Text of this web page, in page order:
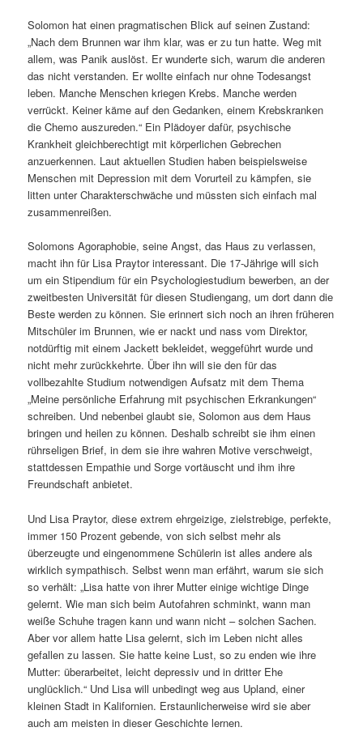
Solomon hat einen pragmatischen Blick auf seinen Zustand:
„Nach dem Brunnen war ihm klar, was er zu tun hatte. Weg mit
allem, was Panik auslöst. Er wunderte sich, warum die anderen
das nicht verstanden. Er wollte einfach nur ohne Todesangst
leben. Manche Menschen kriegen Krebs. Manche werden
verrückt. Keiner käme auf den Gedanken, einem Krebskranken
die Chemo auszureden.“ Ein Plädoyer dafür, psychische
Krankheit gleichberechtigt mit körperlichen Gebrechen
anzuerkennen. Laut aktuellen Studien haben beispielsweise
Menschen mit Depression mit dem Vorurteil zu kämpfen, sie
litten unter Charakterschwäche und müssten sich einfach mal
zusammenreißen.
Solomons Agoraphobie, seine Angst, das Haus zu verlassen,
macht ihn für Lisa Praytor interessant. Die 17-Jährige will sich
um ein Stipendium für ein Psychologiestudium bewerben, an der
zweitbesten Universität für diesen Studiengang, um dort dann die
Beste werden zu können. Sie erinnert sich noch an ihren früheren
Mitschüler im Brunnen, wie er nackt und nass vom Direktor,
notdürftig mit einem Jackett bekleidet, weggeführt wurde und
nicht mehr zurückkehrte. Über ihn will sie den für das
vollbezahlte Studium notwendigen Aufsatz mit dem Thema
„Meine persönliche Erfahrung mit psychischen Erkrankungen“
schreiben. Und nebenbei glaubt sie, Solomon aus dem Haus
bringen und heilen zu können. Deshalb schreibt sie ihm einen
rührseligen Brief, in dem sie ihre wahren Motive verschweigt,
stattdessen Empathie und Sorge vortäuscht und ihm ihre
Freundschaft anbietet.
Und Lisa Praytor, diese extrem ehrgeizige, zielstrebige, perfekte,
immer 150 Prozent gebende, von sich selbst mehr als
überzeugte und eingenommene Schülerin ist alles andere als
wirklich sympathisch. Selbst wenn man erfährt, warum sie sich
so verhält: „Lisa hatte von ihrer Mutter einige wichtige Dinge
gelernt. Wie man sich beim Autofahren schminkt, wann man
weiße Schuhe tragen kann und wann nicht – solchen Sachen.
Aber vor allem hatte Lisa gelernt, sich im Leben nicht alles
gefallen zu lassen. Sie hatte keine Lust, so zu enden wie ihre
Mutter: überarbeitet, leicht depressiv und in dritter Ehe
unglücklich.“ Und Lisa will unbedingt weg aus Upland, einer
kleinen Stadt in Kalifornien. Erstaunlicherweise wird sie aber
auch am meisten in dieser Geschichte lernen.